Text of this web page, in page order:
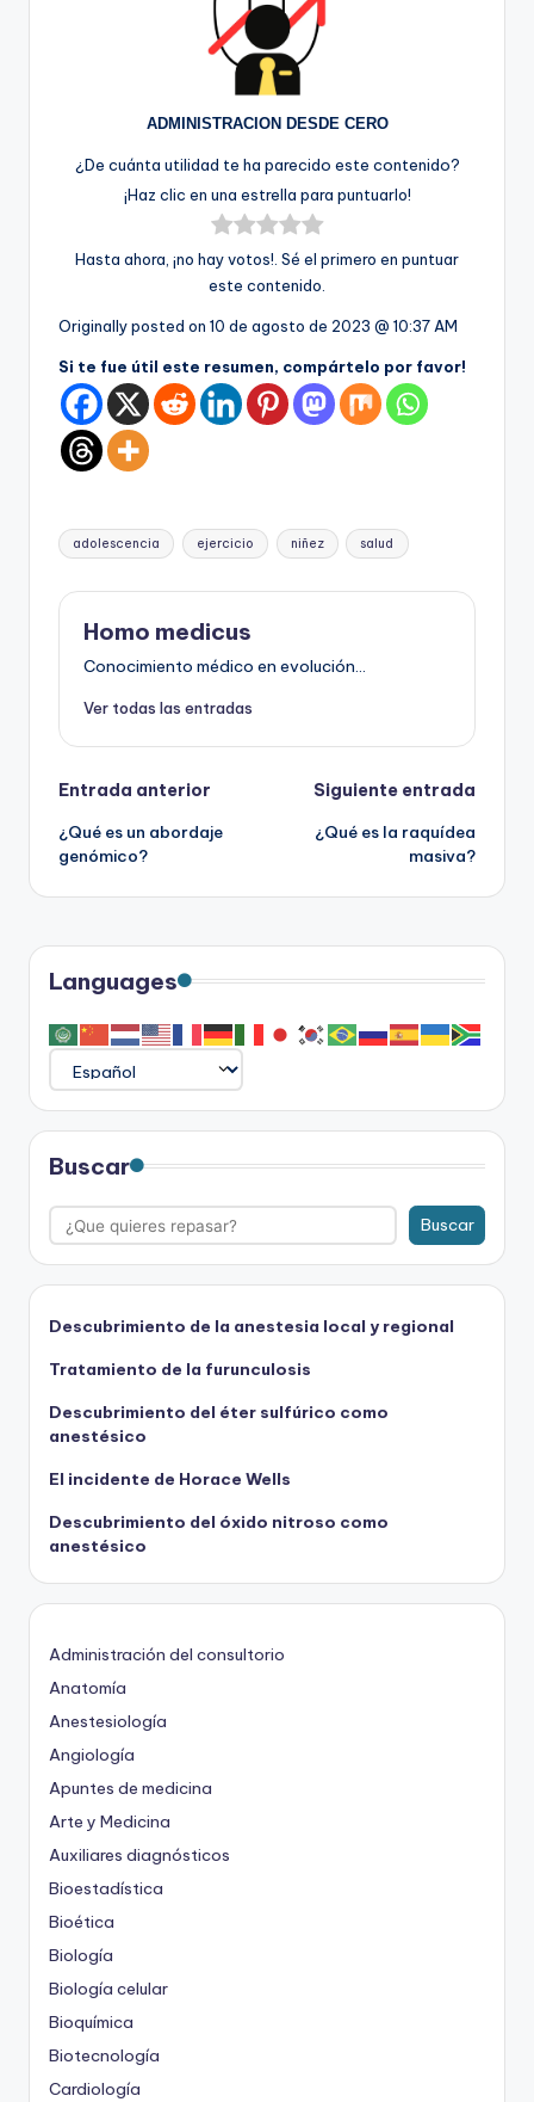
ADMINISTRACION DESDE CERO
¿De cuánta utilidad te ha parecido este contenido?
¡Haz clic en una estrella para puntuarlo!
Hasta ahora, ¡no hay votos!. Sé el primero en puntuar
este contenido.
Originally posted on 10 de agosto de 2023 @ 10:37 AM
Si te fue útil este resumen, compártelo por favor!
Etiquetas:
adolescencia ejercicio niñez salud
Homo medicus
Conocimiento médico en evolución...
Ver todas las entradas
Navegación
de
entradas
Entrada anterior
¿Qué es un abordaje
genómico?
Siguiente entrada
¿Qué es la raquídea
masiva?
Languages
Buscar
Buscar
Descubrimiento de la anestesia local y regional
Tratamiento de la furunculosis
Descubrimiento del éter sulfúrico como
anestésico
El incidente de Horace Wells
Descubrimiento del óxido nitroso como
anestésico
Administración del consultorio
Anatomía
Anestesiología
Angiología
Apuntes de medicina
Arte y Medicina
Auxiliares diagnósticos
Bioestadística
Bioética
Biología
Biología celular
Bioquímica
Biotecnología
Cardiología